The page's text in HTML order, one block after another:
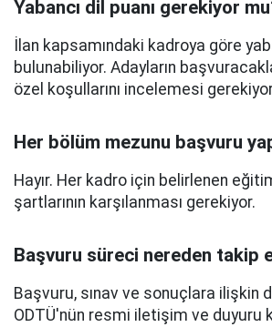
Yabancı dil puanı gerekiyor
İlan kapsamındaki kadroya göre
bulunabiliyor. Adayların
özel koşullarını incelemesi
Her bölüm mezunu başvuru
Hayır. Her kadro için belirlenen
şartlarının karşılanması gerekiyor.
Başvuru süreci nereden takip
Başvuru, sınav ve sonuçlara ilişkin
ODTÜ'nün resmi iletişim ve duyuru